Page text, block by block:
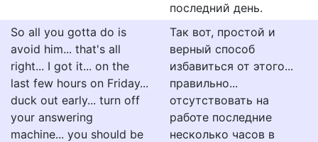
последний день.
So all you gotta do is
avoid him... that's all
right... I got it... on the
last few hours on Friday...
duck out early... turn off
your answering
machine... you should be
Так вот, простой и
верный способ
избавиться от этого...
правильно...
отсутствовать на
работе последние
несколько часов в